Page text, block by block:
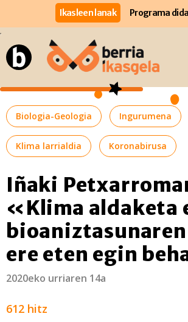
Ikasleen lanak Programa
Biologia-Geologia Ingurumena
Klima larrialdia Koronabirusa
Iñaki
«Klima aldaketa
ere eten egin
2020eko urriaren 14a
612 hitz